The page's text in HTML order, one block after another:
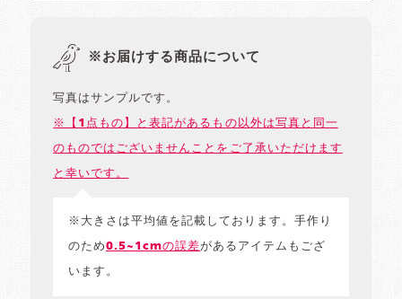
※お届けする商品について
写真はサンプルです。
※【1点もの】と表記があるもの以外は写真と同一
のものではございませんことをご了承いただけます
と幸いです。
※大きさは平均値を記載しております。手作り
のため0.5~1cmの誤差があるアイテムもござ
います。